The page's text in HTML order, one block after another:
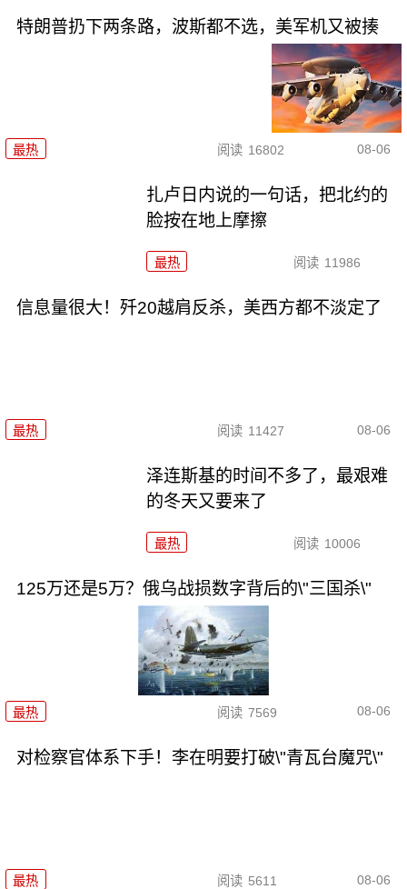
特朗普扔下两条路，波斯都不选，美军机又被揍
最热 阅读 16802 08-06
扎卢日内说的一句话，把北约的
脸按在地上摩擦
最热 阅读 11986
信息量很大！歼20越肩反杀，美西方都不淡定了
最热 阅读 11427 08-06
泽连斯基的时间不多了，最艰难
的冬天又要来了
最热 阅读 10006
125万还是5万？俄乌战损数字背后的\"三国杀\"
最热 阅读 7569 08-06
对检察官体系下手！李在明要打破\"青瓦台魔咒\"
最热 阅读 5611 08-06